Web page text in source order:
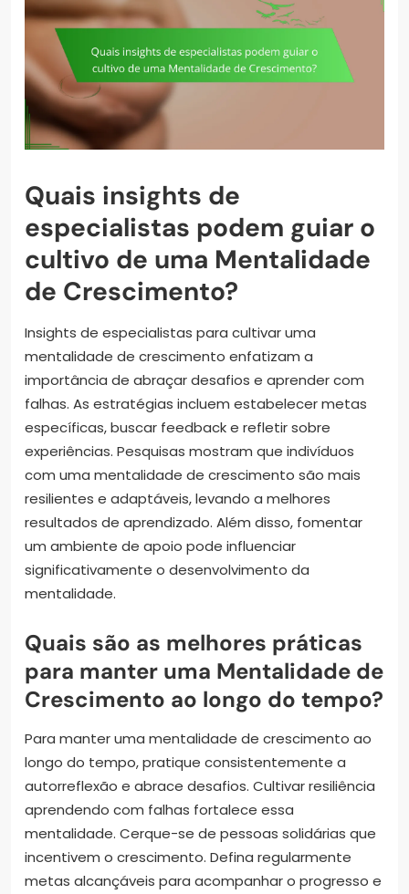
Quais insights de
especialistas podem guiar o
cultivo de uma Mentalidade
de Crescimento?
Insights de especialistas para cultivar uma
mentalidade de crescimento enfatizam a
importância de abraçar desafios e aprender com
falhas. As estratégias incluem estabelecer metas
específicas, buscar feedback e refletir sobre
experiências. Pesquisas mostram que indivíduos
com uma mentalidade de crescimento são mais
resilientes e adaptáveis, levando a melhores
resultados de aprendizado. Além disso, fomentar
um ambiente de apoio pode influenciar
significativamente o desenvolvimento da
mentalidade.
Quais são as melhores práticas
para manter uma Mentalidade de
Crescimento ao longo do tempo?
Para manter uma mentalidade de crescimento ao
longo do tempo, pratique consistentemente a
autorreflexão e abrace desafios. Cultivar resiliência
aprendendo com falhas fortalece essa
mentalidade. Cerque-se de pessoas solidárias que
incentivem o crescimento. Defina regularmente
metas alcançáveis para acompanhar o progresso e